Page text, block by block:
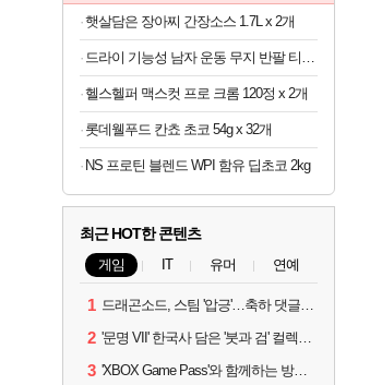
햇살담은 장아찌 간장소스 1.7L x 2개
드라이 기능성 남자 운동 무지 반팔 티셔츠 빅사이즈
헬스헬퍼 맥스컷 프로 크롬 120정 x 2개
롯데웰푸드 칸쵸 초코 54g x 32개
NS 프로틴 블렌드 WPI 함유 딥초코 2kg
최근 HOT한 콘텐츠
게임 IT 유머 연예
1 드래곤소드, 스팀 '압긍'…축하 댓글 달고 게임 코드 받자!
2 '문명 VII' 한국사 담은 '붓과 검' 컬렉션 파트 2 출시
3 'XBOX Game Pass'와 함께하는 방구석 피서 게임 4종!